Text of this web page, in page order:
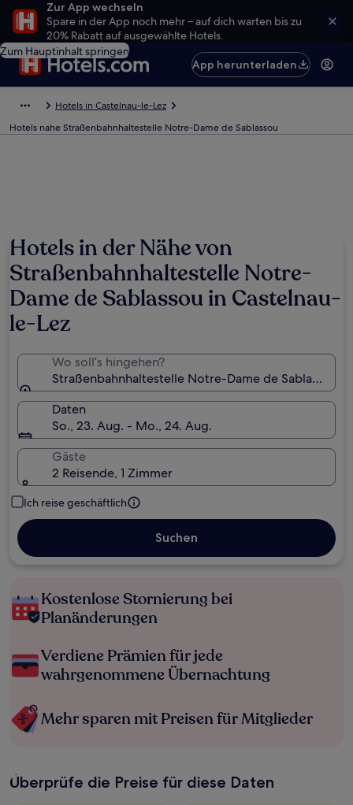
Zur App wechseln
Spare in der App noch mehr – auf dich warten bis zu
20% Rabatt auf ausgewählte Hotels.
Zum Hauptinhalt springen
App herunterladen
Hotels in Castelnau-le-Lez
Hotels nahe Straßenbahnhaltestelle Notre-Dame de Sablassou
Hotels in der Nähe von
Straßenbahnhaltestelle Notre-
Dame de Sablassou in Castelnau-
le-Lez
Wo soll’s hingehen?
Straßenbahnhaltestelle Notre-Dame de Sablassou,
Daten
So., 23. Aug. - Mo., 24. Aug.
Gäste
2 Reisende, 1 Zimmer
Ich reise geschäftlich
Suchen
Kostenlose Stornierung bei
Planänderungen
Verdiene Prämien für jede
wahrgenommene Übernachtung
Mehr sparen mit Preisen für Mitglieder
Überprüfe die Preise für diese Daten